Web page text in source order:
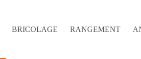
BRICOLAGE RANGEMENT